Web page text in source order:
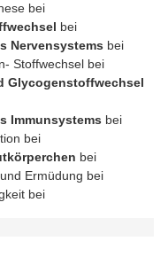
bei
bei
Nervensystems bei
Stoffwechsel bei
Glycogenstoffwechsel
Immunsystems bei
bei
bei
Ermüdung bei
bei